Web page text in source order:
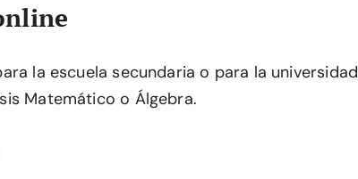
la escuela secundaria o para la universidad
Matemático o Álgebra.